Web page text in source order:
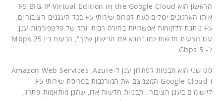
הראשון הוא F5 BIG-IP Virtual Edition in the Google Cloud
איתו הארגונים יכולים כעת לפרוס שירותי F5 בכל העננים הציבוריים.
F5 נותנת ללקוחות אפשרויות בחירה רבות יותר של פלטפורמות ענן,
עם הצעות חדשות כמו "הבא את הרישיון שלך", הנעות בין Mbps 25
ל- Gbps 5.
סט שני הוא תבניות לפתרון ענן ל-Amazon Web Services ,Azure
ו-Google Cloud המצמצם את המורכבות בפריסת שירותי F5
ליישומים בענן הציבורי. תבניות חדשות אלו, שהנן מותאמות-פתרון,